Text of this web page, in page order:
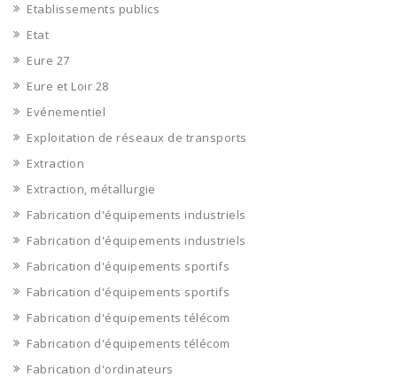
Etablissements publics
Etat
Eure 27
Eure et Loir 28
Evénementiel
Exploitation de réseaux de transports
Extraction
Extraction, métallurgie
Fabrication d'équipements industriels
Fabrication d'équipements industriels
Fabrication d'équipements sportifs
Fabrication d'équipements sportifs
Fabrication d'équipements télécom
Fabrication d'équipements télécom
Fabrication d'ordinateurs